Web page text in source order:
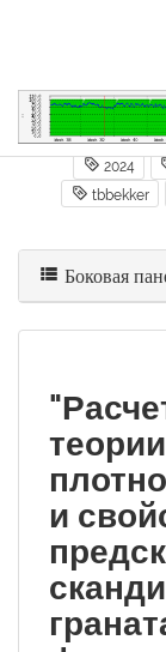
Вы посетили
2024
tbbekker
Боковая
и